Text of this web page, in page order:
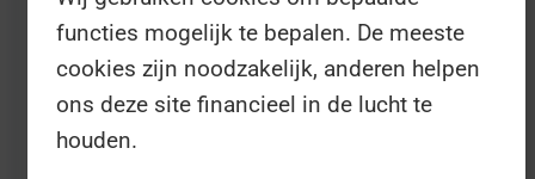
functies mogelijk te bepalen. De meeste
cookies zijn noodzakelijk, anderen helpen
ons deze site financieel in de lucht te
houden.